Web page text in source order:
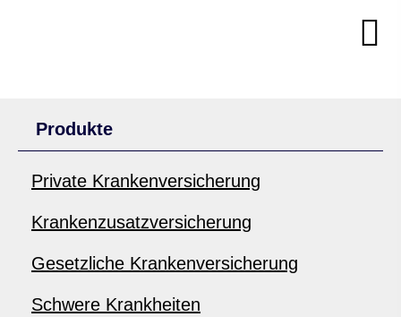
Produkte
Private Kranken­ver­si­che­rung
Kranken­zusatz­ver­si­che­rung
Gesetzliche Kranken­ver­si­che­rung
Schwe­re Krank­hei­ten